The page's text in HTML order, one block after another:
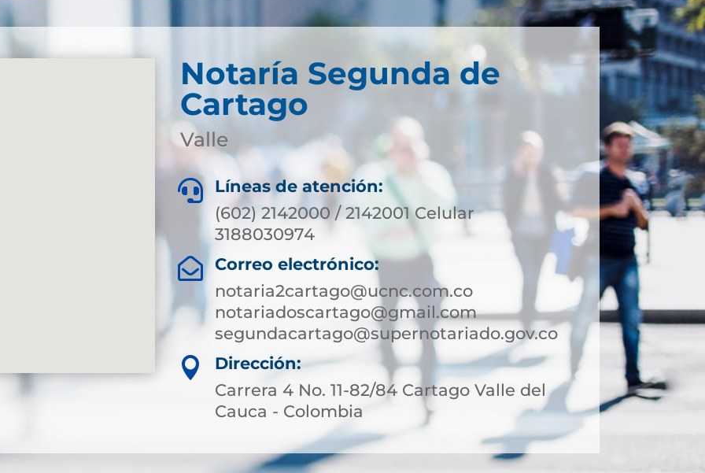
Notaría Segunda de
Cartago
Valle

Líneas de atención:
(602) 2142000 / 2142001 Celular
3188030974

Correo electrónico:
notaria2cartago@ucnc.com.co
notariadoscartago@gmail.com
segundacartago@supernotariado.gov.co

Dirección:
Carrera 4 No. 11-82/84 Cartago Valle del
Cauca - Colombia